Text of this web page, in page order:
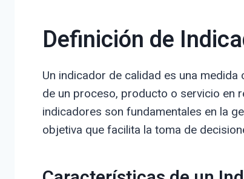
Definición de
Un indicador de calidad es una
de un proceso, producto o servicio en
indicadores son fundamentales en la
objetiva que facilita la toma de